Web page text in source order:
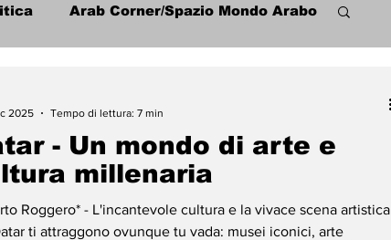
Arab Corner/Spazio Mondo Arabo
Cinema Tradizioni Storia
Società Diritti Umani
- Un mondo di arte e
millenaria
Roggero* - L'incantevole cultura e la vivace scena artistica
ti attraggono ovunque tu vada: musei iconici, arte
2025
Tempo di lettura: 7 min